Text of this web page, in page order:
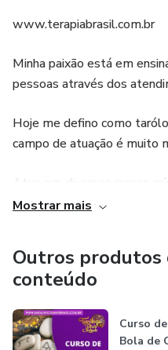
www.terapiabrasil.com.br
Minha paixão está em
pessoas através dos
Hoje me defino como
campo de atuação é muito
Atuo em diversos ramos
Tarot
Astrologia e numerologia
Mostrar mais
Outros produtos
conteúdo
Curso
Bola de